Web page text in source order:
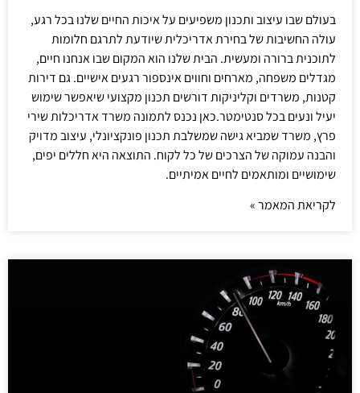
בעולם שבו עיצוב ותכנון משפיעים על איכות החיים שלנו בכל רגע,
עולה החשיבות של בחירת אדריכלית שיודעת לתרגם חלומות
לתוכנית ברורה ומעשית. הבית שלנו הוא המקום שבו אנחנו חיים,
מגדלים משפחה, מארחים וחווים אינספור רגעים אישיים. גם דירות
קטנות, משרדים וקליניקות דורשים תכנון מקצועי שיאפשר שימוש
יעיל ונעים בכל סנטימטר.כאן נכנס לתמונה משרד אדריכלות שירי
פרץ, משרד שמביא גישה שמשלבת תכנון פונקציונלי, עיצוב מדויק
והבנה עמוקה של הצרכים של כל לקוח. התוצאה היא חללים יפים,
שימושיים ומותאמים לחיים אמיתיים.
לקריאת המאמר »